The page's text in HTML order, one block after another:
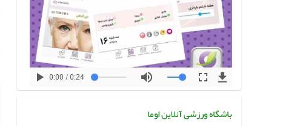
باشگاه ورزشی آنلاین اوما